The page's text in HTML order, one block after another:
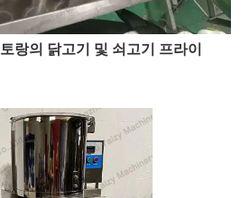
랑의 닭고기 및 쇠고기 프라이